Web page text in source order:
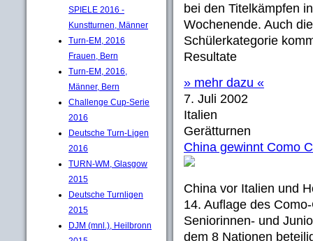
SPIELE 2016 -
Kunstturnen, Männer
Turn-EM, 2016
Frauen, Bern
Turn-EM, 2016,
Männer, Bern
Challenge Cup-Serie
2016
Deutsche Turn-Ligen
2016
TURN-WM, Glasgow
2015
Deutsche Turnligen
2015
DJM (mnl.), Heilbronn
bei den Titelkämpfen
Wochenende. Auch
Schülerkategorie
Resultate
» mehr dazu «
7. Juli 2002
Italien
Gerätturnen
China gewinnt Como
China vor Italien und
14. Auflage des
Seniorinnen- und
dem 8 Nationen